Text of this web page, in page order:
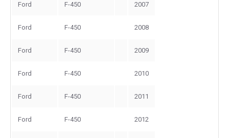
Ford F-450 2007
Ford F-450 2008
Ford F-450 2009
Ford F-450 2010
Ford F-450 2011
Ford F-450 2012